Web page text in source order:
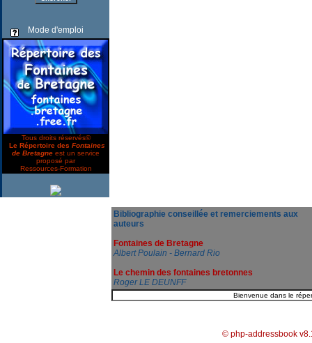
Mode d'emploi
Tous droits réservés©
Le Répertoire des Fontaines
de Bretagne est un service
proposé par
Ressources-Formation
Bibliographie conseillée et remerciements aux
auteurs
Fontaines de Bretagne
Albert Poulain - Bernard Rio
Le chemin des fontaines bretonnes
Roger LE DEUNFF
© php-addressbook